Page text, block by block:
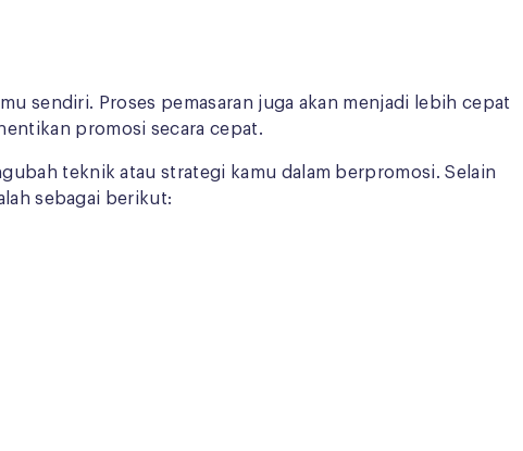
sendiri. Proses pemasaran juga akan menjadi lebih cepat
promosi secara cepat.
teknik atau strategi kamu dalam berpromosi. Selain
sebagai berikut: